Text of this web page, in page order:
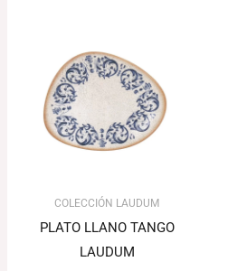
COLECCIÓN LAUDUM
PLATO LLANO TANGO
LAUDUM
103.10€
hasta
126.76€